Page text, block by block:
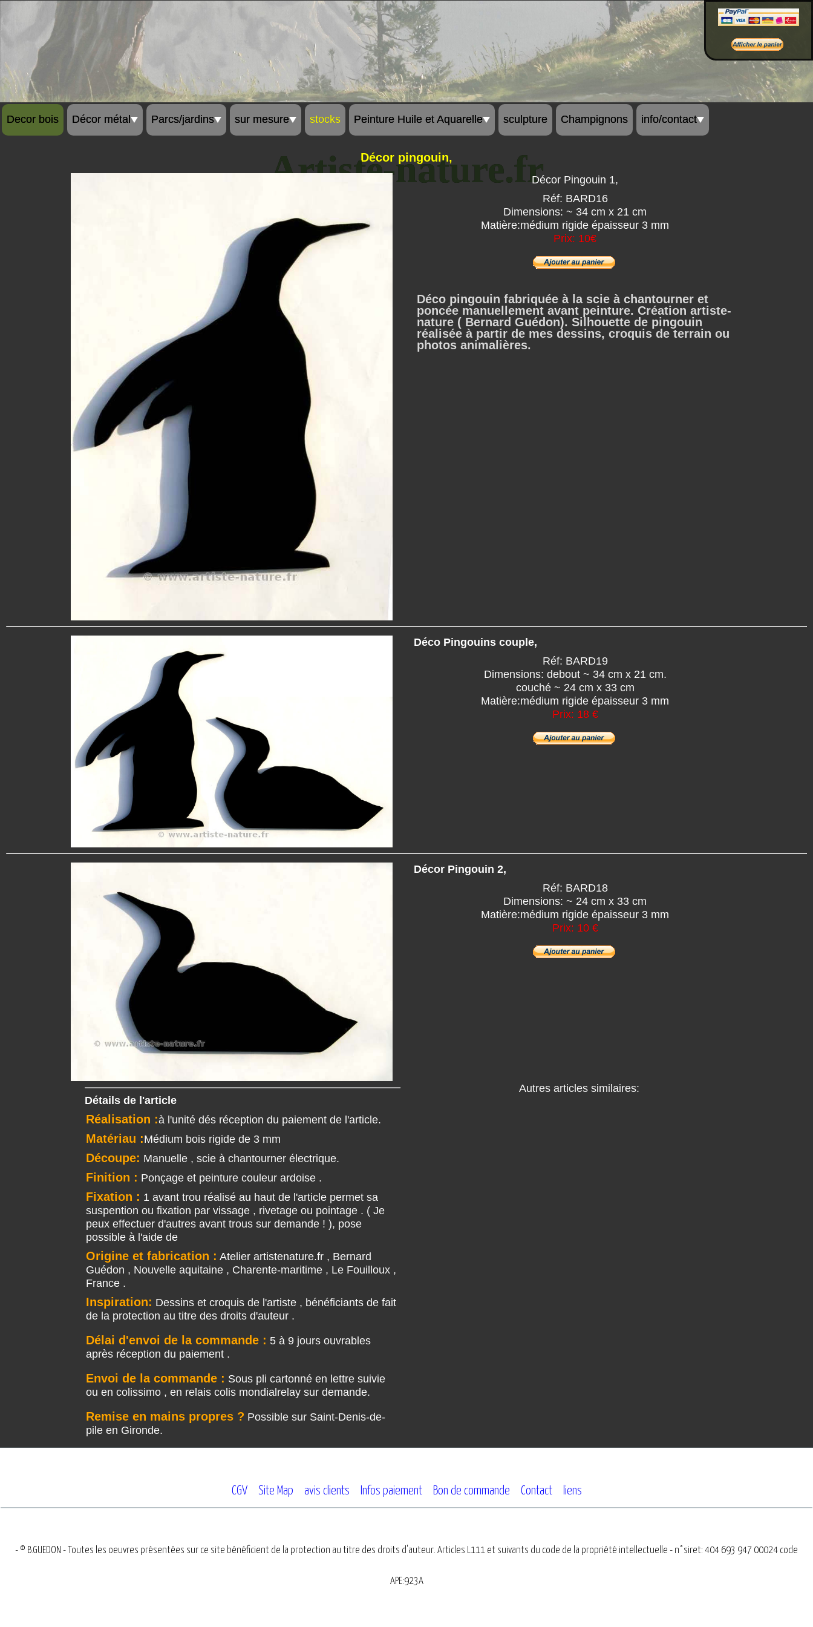
Artiste-nature.fr
Decor bois Décor métal Parcs/jardins sur mesure stocks Peinture Huile et Aquarelle sculpture Champignons info/contact
Décor pingouin,
Décor Pingouin 1,
Réf: BARD16
Dimensions: ~ 34 cm x 21 cm
Matière:médium rigide épaisseur 3 mm
Prix: 10€
Déco pingouin fabriquée à la scie à chantourner et
poncée manuellement avant peinture. Création artiste-
nature ( Bernard Guédon). Silhouette de pingouin
réalisée à partir de mes dessins, croquis de terrain ou
photos animalières.
Déco Pingouins couple,
Réf: BARD19
Dimensions: debout ~ 34 cm x 21 cm.
couché ~ 24 cm x 33 cm
Matière:médium rigide épaisseur 3 mm
Prix: 18 €
Décor Pingouin 2,
Réf: BARD18
Dimensions: ~ 24 cm x 33 cm
Matière:médium rigide épaisseur 3 mm
Prix: 10 €
Détails de l'article
Réalisation :à l'unité dés réception du paiement de l'article.
Matériau :Médium bois rigide de 3 mm
Découpe: Manuelle , scie à chantourner électrique.
Finition : Ponçage et peinture couleur ardoise .
Fixation : 1 avant trou réalisé au haut de l'article permet sa
suspention ou fixation par vissage , rivetage ou pointage . ( Je
peux effectuer d'autres avant trous sur demande ! ), pose
possible à l'aide de
Origine et fabrication : Atelier artistenature.fr , Bernard
Guédon , Nouvelle aquitaine , Charente-maritime , Le Fouilloux ,
France .
Inspiration: Dessins et croquis de l'artiste , bénéficiants de fait
de la protection au titre des droits d'auteur .
Délai d'envoi de la commande : 5 à 9 jours ouvrables
après réception du paiement .
Envoi de la commande : Sous pli cartonné en lettre suivie
ou en colissimo , en relais colis mondialrelay sur demande.
Remise en mains propres ? Possible sur Saint-Denis-de-
pile en Gironde.
Autres articles similaires:
Bon de commande
CGV Site Map avis clients Infos paiement Bon de commande Contact liens
- © B.GUEDON - Toutes les oeuvres présentées sur ce site bénéficient de la protection au titre des droits d'auteur. Articles L111 et suivants du code de la propriété intellectuelle - n°siret: 404 693 947 00024 code
APE:923A